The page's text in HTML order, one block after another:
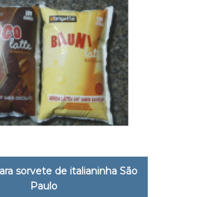
sorvete de italianinha São
Paulo